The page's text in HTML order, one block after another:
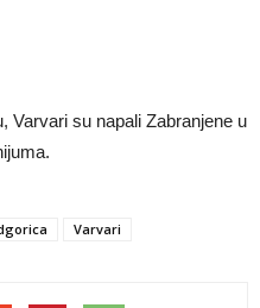
Varvari su napali Zabranjene u
Varvari